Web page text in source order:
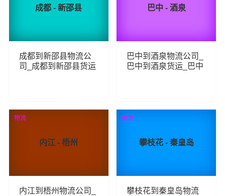
成都 - 新邵县
成都到新邵县物流公
司_成都到新邵县货运
61 查看详细
巴中 - 酒泉
巴中到酒泉物流公司_
巴中到酒泉货运_巴中
236 查看详细
内江 - 梧州
内江到梧州物流公司_
物流
攀枝花 - 秦皇岛
攀枝花到秦皇岛物流
物流